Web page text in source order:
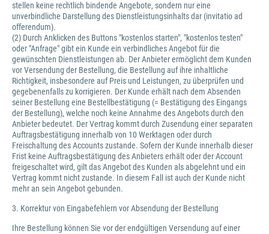
stellen keine rechtlich bindende Angebote, sondern nur eine
unverbindliche Darstellung des Dienstleistungsinhalts dar (invitatio ad
offerendum).
(2) Durch Anklicken des Buttons "kostenlos starten", "kostenlos testen"
oder "Anfrage" gibt ein Kunde ein verbindliches Angebot für die
gewünschten Dienstleistungen ab. Der Anbieter ermöglicht dem Kunden
vor Versendung der Bestellung, die Bestellung auf ihre inhaltliche
Richtigkeit, insbesondere auf Preis und Leistungen, zu überprüfen und
gegebenenfalls zu korrigieren. Der Kunde erhält nach dem Absenden
seiner Bestellung eine Bestellbestätigung (= Bestätigung des Eingangs
der Bestellung), welche noch keine Annahme des Angebots durch den
Anbieter bedeutet. Der Vertrag kommt durch Zusendung einer separaten
Auftragsbestätigung innerhalb von 10 Werktagen oder durch
Freischaltung des Accounts zustande. Sofern der Kunde innerhalb dieser
Frist keine Auftragsbestätigung des Anbieters erhält oder der Account
freigeschaltet wird, gilt das Angebot des Kunden als abgelehnt und ein
Vertrag kommt nicht zustande. In diesem Fall ist auch der Kunde nicht
mehr an sein Angebot gebunden.
3. Korrektur von Eingabefehlern vor Absendung der Bestellung
Ihre Bestellung können Sie vor der endgültigen Versendung auf einer